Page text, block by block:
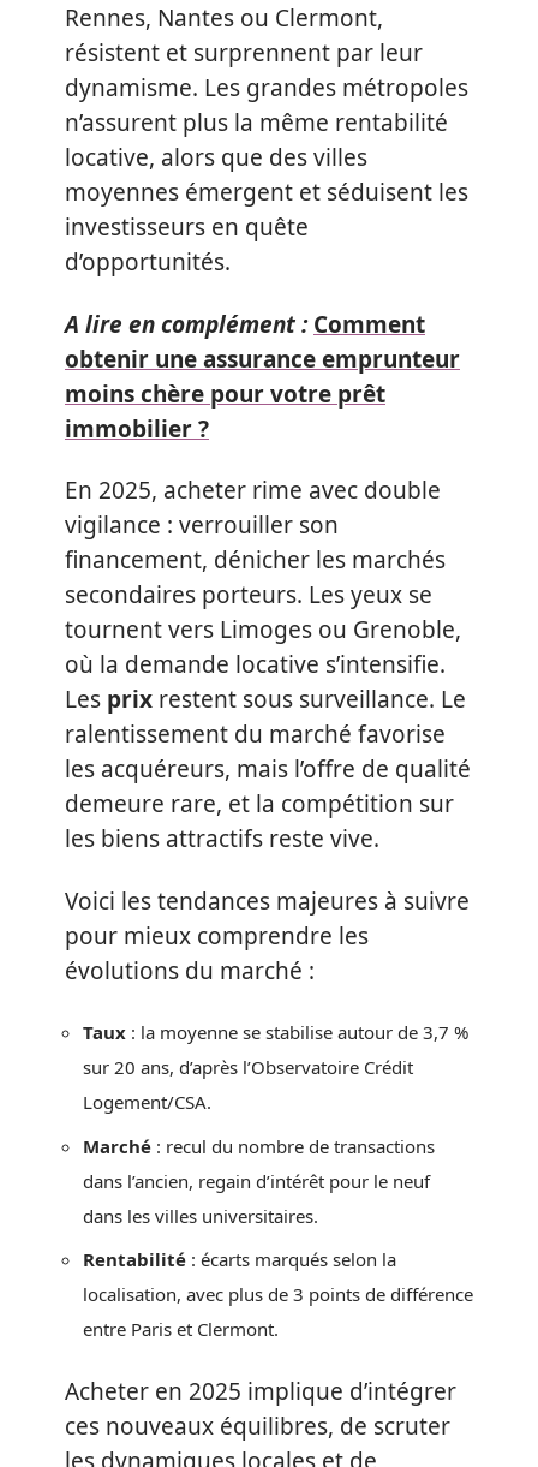
Rennes, Nantes ou Clermont,
résistent et surprennent par leur
dynamisme. Les grandes métropoles
n’assurent plus la même rentabilité
locative, alors que des villes
moyennes émergent et séduisent les
investisseurs en quête
d’opportunités.
A lire en complément : Comment
obtenir une assurance emprunteur
moins chère pour votre prêt
immobilier ?
En 2025, acheter rime avec double
vigilance : verrouiller son
financement, dénicher les marchés
secondaires porteurs. Les yeux se
tournent vers Limoges ou Grenoble,
où la demande locative s’intensifie.
Les prix restent sous surveillance. Le
ralentissement du marché favorise
les acquéreurs, mais l’offre de qualité
demeure rare, et la compétition sur
les biens attractifs reste vive.
Voici les tendances majeures à suivre
pour mieux comprendre les
évolutions du marché :
Taux : la moyenne se stabilise autour de 3,7 %
sur 20 ans, d’après l’Observatoire Crédit
Logement/CSA.
Marché : recul du nombre de transactions
dans l’ancien, regain d’intérêt pour le neuf
dans les villes universitaires.
Rentabilité : écarts marqués selon la
localisation, avec plus de 3 points de différence
entre Paris et Clermont.
Acheter en 2025 implique d’intégrer
ces nouveaux équilibres, de scruter
les dynamiques locales et de